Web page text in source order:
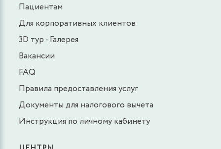
Пациентам
Для корпоративных клиентов
3D тур - Галерея
Вакансии
FAQ
Правила предоставления услуг
Документы для налогового вычета
Инструкция по личному кабинету